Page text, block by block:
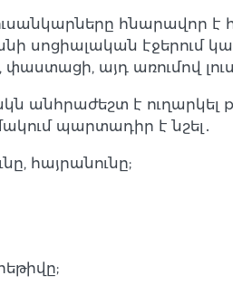
հնարավոր
սոցիալական էջերում
փաստացի, այդ առումով
է ուղարկել
պարտադիր է նշել․
հայրանունը;